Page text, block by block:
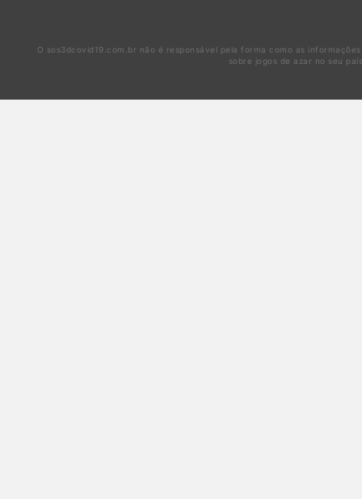
O sos3dcovid19.com.br não é responsável pela forma como as
sobre jogos de azar no seu